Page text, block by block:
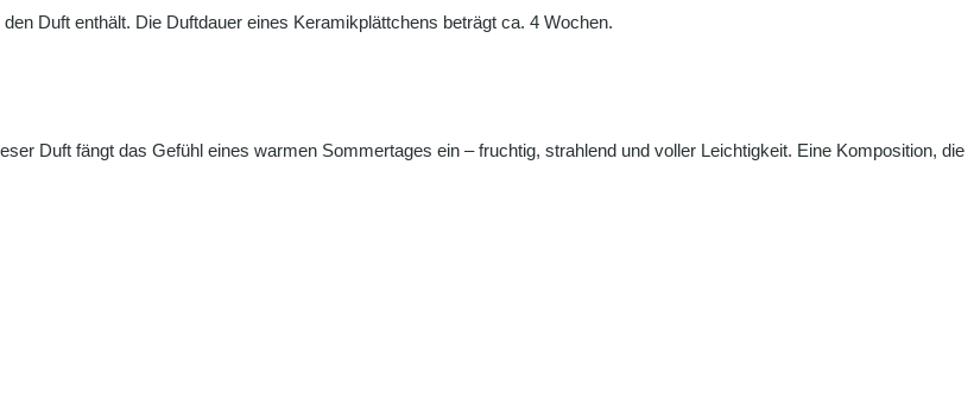
Duft enthält. Die Duftdauer eines Keramikplättchens beträgt ca. 4 Wochen.
Duft fängt das Gefühl eines warmen Sommertages ein – fruchtig, strahlend und voller Leichtigkeit. Eine Komposition, die